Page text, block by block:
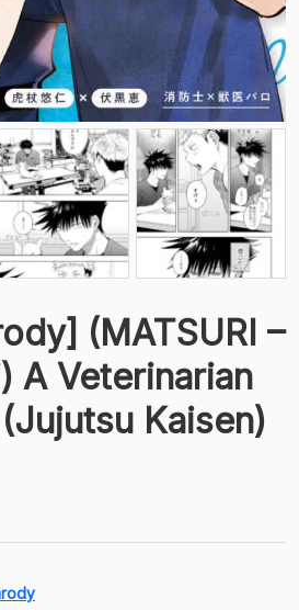
(MATSURI –
A Veterinarian
Kaisen)